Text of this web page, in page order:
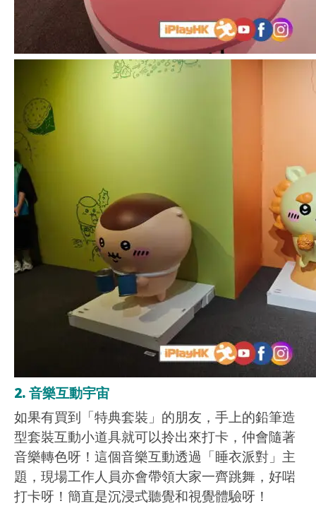
2. 音樂互動宇宙
如果有買到「特典套裝」的朋友，手上的鉛筆造
型套裝互動小道具就可以拎出來打卡，仲會隨著
音樂轉色呀！這個音樂互動透過「睡衣派對」主
題，現場工作人員亦會帶領大家一齊跳舞，好啱
打卡呀！簡直是沉浸式聽覺和視覺體驗呀！